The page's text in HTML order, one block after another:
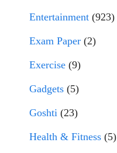
Entertainment (923)
Exam Paper (2)
Exercise (9)
Gadgets (5)
Goshti (23)
Health & Fitness (5)